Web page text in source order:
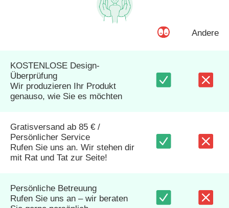
Andere
KOSTENLOSE Design-
Überprüfung
Wir produzieren Ihr Produkt
genauso, wie Sie es möchten
Gratisversand ab 85 € /
Persönlicher Service
Rufen Sie uns an. Wir stehen dir
mit Rat und Tat zur Seite!
Persönliche Betreuung
Rufen Sie uns an – wir beraten